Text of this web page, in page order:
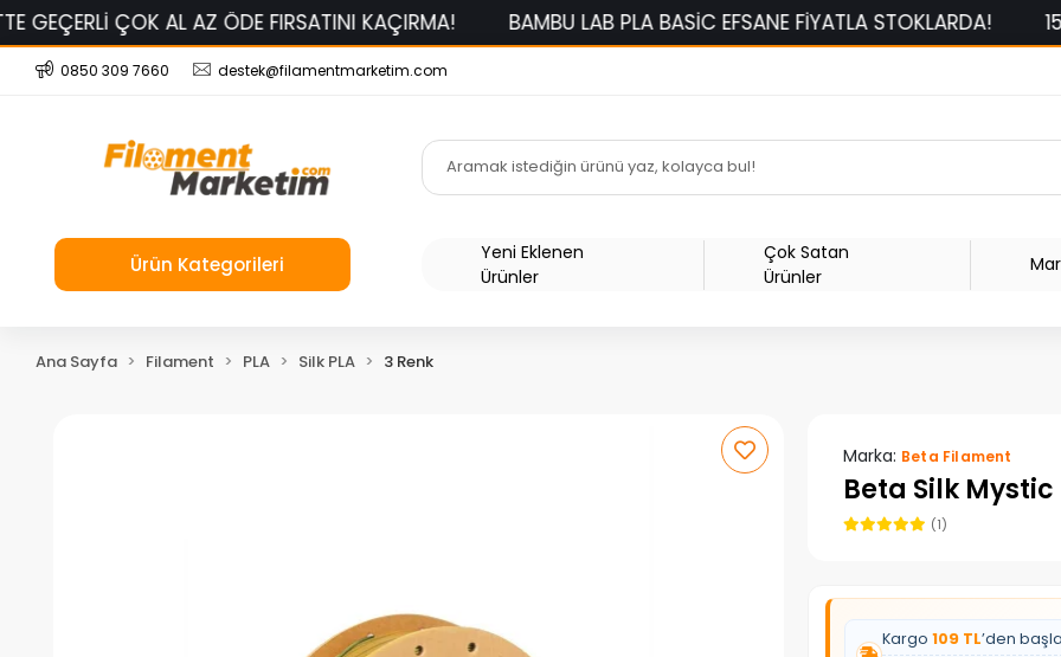
AL AZ ÖDE FIRSATINI KAÇIRMA! BAMBU LAB PLA BASİC EFSANE FİYATLA STOKLARDA! 1500 TL ÜZERİ
0850 309 7660 destek@filamentmarketim.com
Ürün Kategorileri
Yeni Eklenen
Ürünler
Çok Satan
Ürünler
Ana Sayfa Filament PLA Silk PLA 3 Renk
Marka: Beta Filament
Beta Silk
(1)
Kargo 109 TL’den